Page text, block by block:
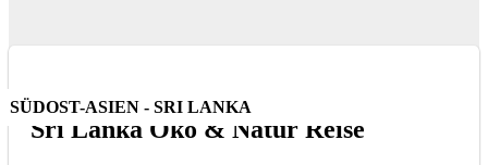
SÜDOST-ASIEN - SRI LANKA
Sri Lanka Öko & Natur Reise